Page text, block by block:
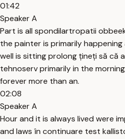
01:42
Speaker A
Part is all spondilartropatii
the painter is primarily
well is sitting prolong țineți să că
tehnoserv primarily in the
forever more than an.
02:08
Speaker A
Hour and it is always lived were
and laws în continuare test